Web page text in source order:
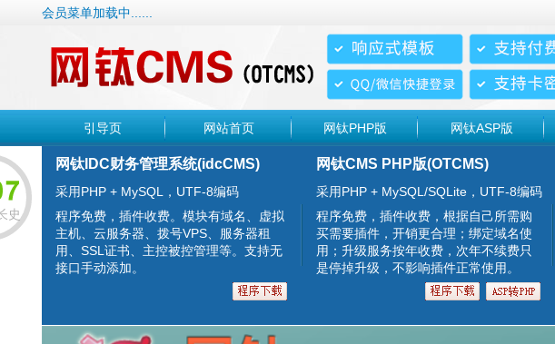
会员菜单加载中......
引导页 网站首页 网钛PHP版 网钛ASP版
网钛IDC财务管理系统(idcCMS)
采用PHP + MySQL，UTF-8编码
程序免费，插件收费。模块有域名、虚拟
主机、云服务器、拨号VPS、服务器租
用、SSL证书、主控被控管理等。支持无
接口手动添加。
网钛CMS PHP版(OTCMS)
采用PHP + MySQL/SQLite，UTF-8编码
程序免费，插件收费，根据自己所需购
买需要插件，开销更合理；绑定域名使
用；升级服务按年收费，次年不续费只
是停掉升级，不影响插件正常使用。
史